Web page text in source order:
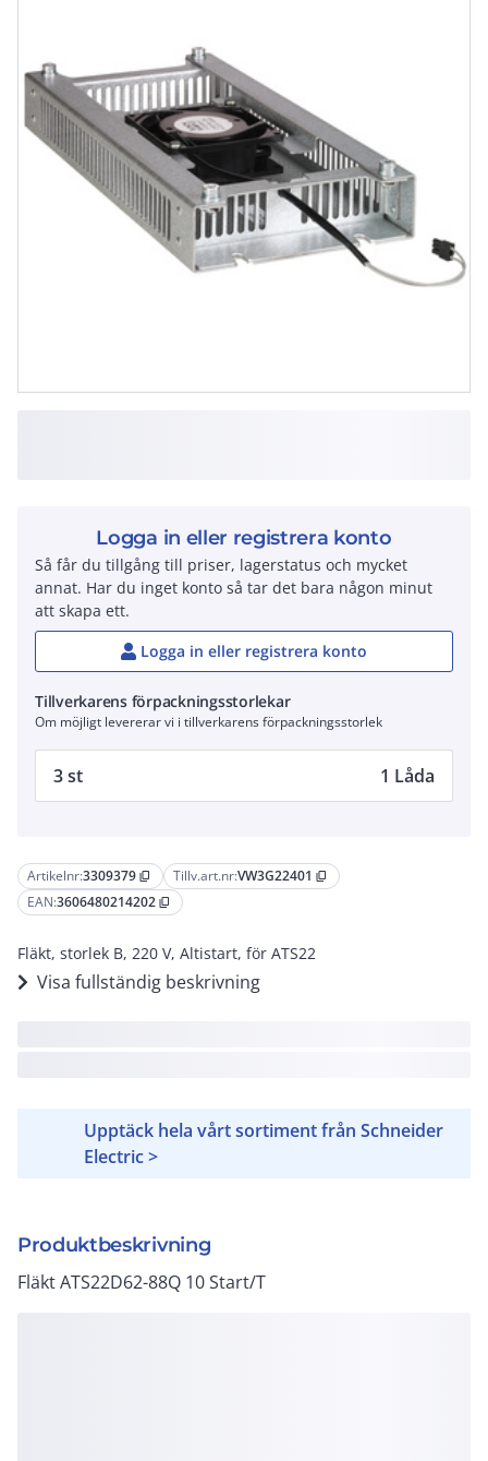
Artikelnr:3309379 content_copy Tillv.art.nr:VW3G22401 content_copy
EAN:3606480214202 content_copy
Fläkt, storlek B, 220 V, Altistart, för ATS22
Visa fullständig beskrivning
Upptäck hela vårt sortiment från Schneider
Electric >
Produktbeskrivning
Fläkt ATS22D62-88Q 10 Start/T
Logga in eller registrera konto
Så får du tillgång till priser, lagerstatus och mycket
annat. Har du inget konto så tar det bara någon minut
att skapa ett.
Logga in eller registrera konto
Tillverkarens förpackningsstorlekar
Om möjligt levererar vi i tillverkarens förpackningsstorlek
3 st 1 Låda